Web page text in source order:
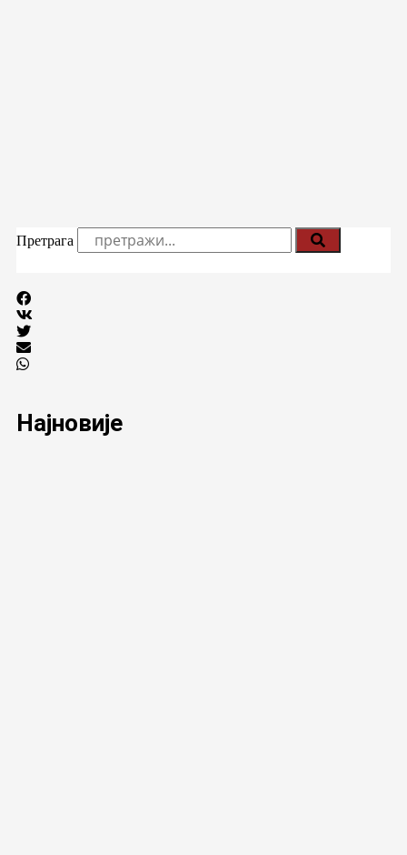
Претрага
Најновије